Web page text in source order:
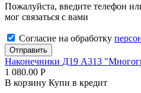
Пожалуйста, введите телефон
мог связаться с вами
Согласие на обработку
Отправить
Наконечники Д19 А313
1 080.00 Р
В корзину Купи в кредит